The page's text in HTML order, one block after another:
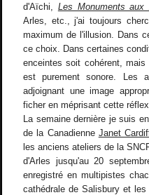
d'Aïchi, Les Monuments aux
Arles, etc., j'ai toujours
maximum de l'illusion. Dans
ce choix. Dans certaines
enceintes soit cohérent,
est purement sonore. Les
adjoignant une image
ficher en méprisant cette
La semaine dernière je suis
de la Canadienne Janet
les anciens ateliers de la
d'Arles jusqu'au 20
enregistré en multipistes
cathédrale de Salisbury et